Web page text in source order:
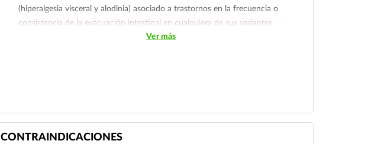
(hiperalgesia visceral y alodinia) asociado a trastornos en la frecuencia o
consistencia de la evacuación intestinal en cualquiera de sus variantes
(constipación predominante, diarrea predominante o alternante
Ver más
CONTRAINDICACIONES